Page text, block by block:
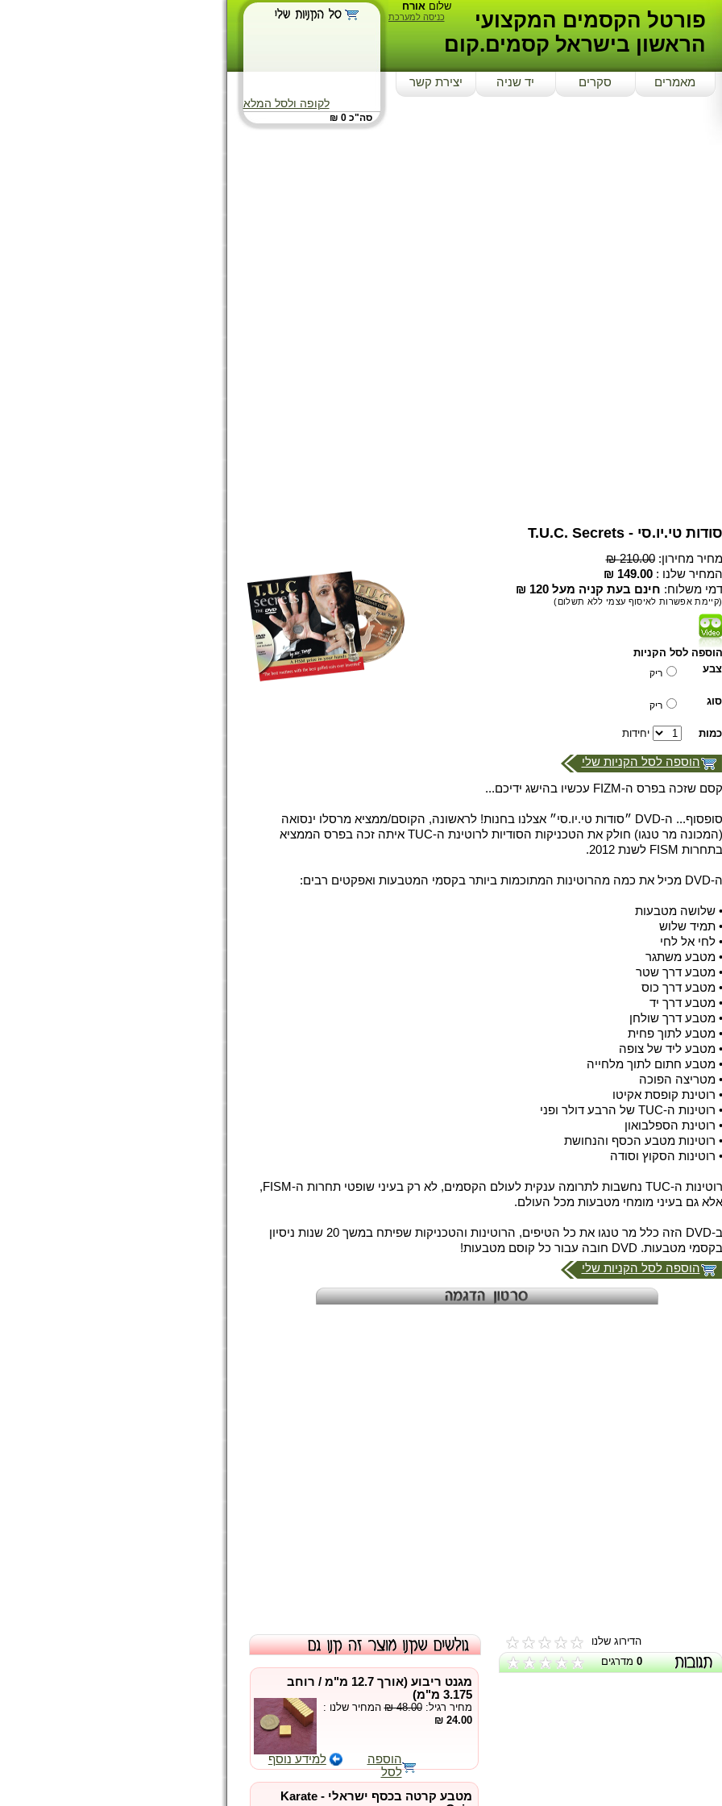
לקופה ולסל המלא
סה"כ 0 ₪
שלוםאורח
כניסה למערכת
פורטל הקסמים המקצועי
הראשון בישראל קסמים.קום
מאמרים סקרים יד שניה יצירת קשר
סודות טי.יו.סי - T.U.C. Secrets
מחיר מחירון:210.00 ₪
המחיר שלנו :149.00 ₪
דמי משלוח: חינם בעת קניה מעל 120 ₪
(קיימת אפשרות לאיסוף עצמי ללא תשלום)
הוספה לסל הקניות
צבע
ריק
סוג ריק
כמות יחידות
הוספה לסל הקניות שלי
קסם שזכה בפרס ה-FIZM עכשיו בהישג ידיכם...
סופסוף... ה-DVD ״סודות טי.יו.סי״ אצלנו בחנות! לראשונה, הקוסם/ממציא מרסלו ינסואה
(המכונה מר טנגו) חולק את הטכניקות הסודיות לרוטינת ה-TUC איתה זכה בפרס הממציא
בתחרות FISM לשנת 2012.
ה-DVD מכיל את כמה מהרוטינות המתוכמות ביותר בקסמי המטבעות ואפקטים רבים:
• שלושה מטבעות
• תמיד שלוש
• לחי אל לחי
• מטבע משתגר
• מטבע דרך שטר
• מטבע דרך כוס
• מטבע דרך יד
• מטבע דרך שולחן
• מטבע לתוך פחית
• מטבע ליד של צופה
• מטבע חתום לתוך מלחייה
• מטריצה הפוכה
• רוטינת קופסת אקיטו
• רוטינות ה-TUC של הרבע דולר ופני
• רוטינת הספלבואון
• רוטינות מטבע הכסף והנחושת
• רוטינות הסקוץ וסודה
רוטינות ה-TUC נחשבות לתרומה ענקית לעולם הקסמים, לא רק בעיני שופטי תחרות ה-FISM,
אלא גם בעיני מומחי מטבעות מכל העולם.
ב-DVD הזה כלל מר טנגו את כל הטיפים, הרוטינות והטכניקות שפיתח במשך 20 שנות ניסיון
בקסמי מטבעות. DVD חובה עבור כל קוסם מטבעות!
הוספה לסל הקניות שלי
הדירוג שלנו
0מדרגים
מגנט ריבוע (אורך 12.7 מ"מ / רוחב
3.175 מ"מ)
מחיר רגיל:₪ 48.00המחיר שלנו :
24.00 ₪
הוספה
לסל
למידע נוסף
מטבע קרטה בכסף ישראלי - Karate